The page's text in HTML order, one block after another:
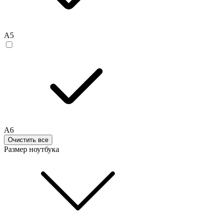
A5
A6
Очистить все
Размер ноутбука